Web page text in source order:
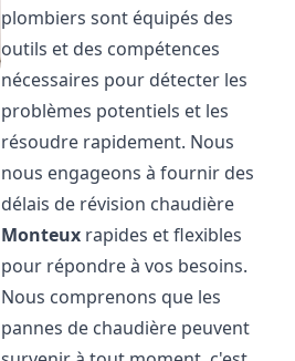
plombiers sont équipés des
outils et des compétences
nécessaires pour détecter les
problèmes potentiels et les
résoudre rapidement. Nous
nous engageons à fournir des
délais de révision chaudière
Monteux rapides et flexibles
pour répondre à vos besoins.
Nous comprenons que les
pannes de chaudière peuvent